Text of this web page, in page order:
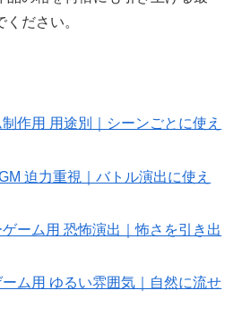
ださい。
作用 用途別｜シーンごとに使え
迫力重視｜バトル演出に使え
ーム用 恐怖演出｜怖さを引き出
ム用 ゆるい雰囲気｜自然に流せ